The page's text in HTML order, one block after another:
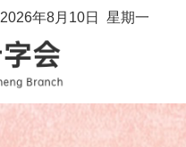
2026年8月10日 星期一